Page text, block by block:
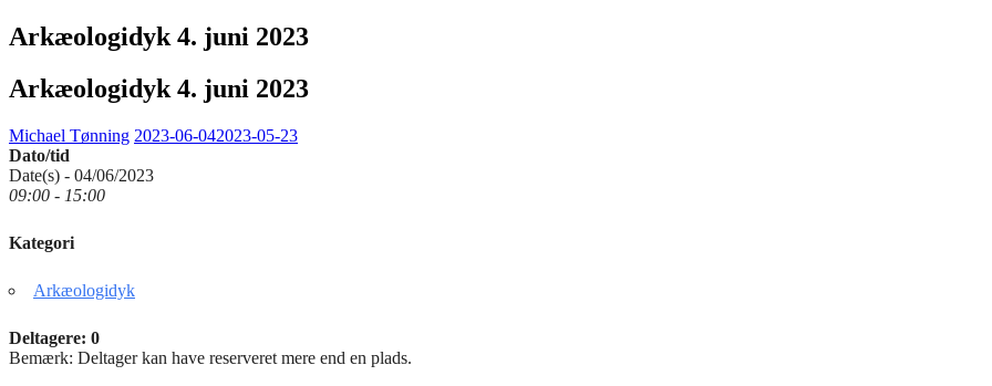
Arkæologidyk 4. juni 2023
Arkæologidyk 4. juni 2023
Michael Tønning 2023-06-042023-05-23
Dato/tid
Date(s) - 04/06/2023
09:00 - 15:00
Kategori
Arkæologidyk
Deltagere: 0
Bemærk: Deltager kan have reserveret mere end en plads.